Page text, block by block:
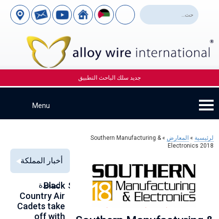
جديد سلك الباحث التطبيق
لرئيسية » المعارض »
Southern Manufacturing &
Electronics 2018
أخبار المملكة
المتحدة
Alloy Wire
International
to toast its
80th
Strengthening
Global
Aerospace
Connections
Black
Country Air
Cadets take
off with